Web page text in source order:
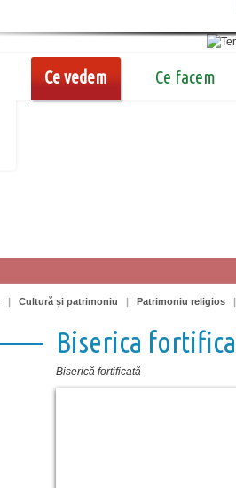
Ce vedem Ce facem
| Cultură și patrimoniu | Patrimoniu religios
Biserica
Biserică fortificată